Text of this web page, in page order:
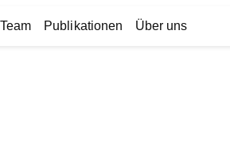
Team Publikationen Über uns